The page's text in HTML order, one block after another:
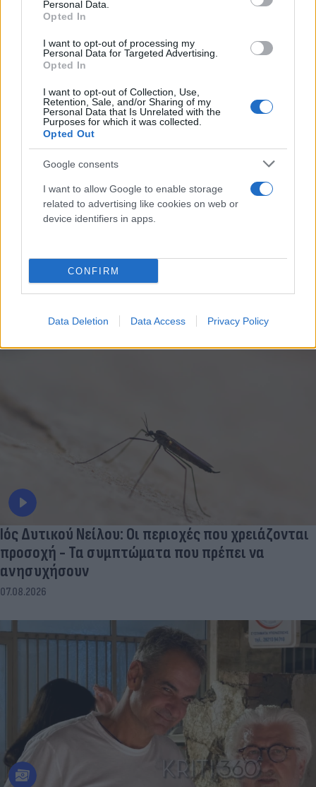
Personal Data.
Opted In
I want to opt-out of processing my
Personal Data for Targeted Advertising.
Opted In
I want to opt-out of Collection, Use,
Retention, Sale, and/or Sharing of my
Personal Data that Is Unrelated with the
Purposes for which it was collected.
Opted Out
Google consents
I want to allow Google to enable storage
related to advertising like cookies on web or
device identifiers in apps.
CONFIRM
Data Deletion Data Access Privacy Policy
Λένα Σαμαρά: Σε κλίμα συγκίνησης το ετήσιο
μνημόσυνο για την κόρη του Αντώνη Σαμαρά
07.08.2026
Καύσιμα: «Καίνε» οι τιμές εν μέσω διακοπών -
Γιατί δεν πέφτουν και πότε μπορεί να έρθει
αποκλιμάκωση
Ιός Δυτικού Νείλου: Οι περιοχές που χρειάζονται
προσοχή - Τα συμπτώματα που πρέπει να
ανησυχήσουν
07.08.2026